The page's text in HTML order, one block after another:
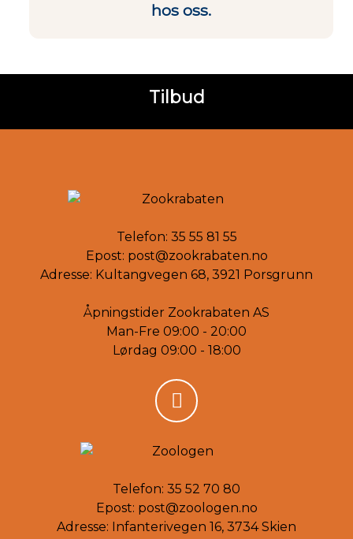
hos oss.
Tilbud
Telefon: 35 55 81 55
Epost: post@zookrabaten.no
Adresse: Kultangvegen 68, 3921 Porsgrunn
Åpningstider Zookrabaten AS
Man-Fre 09:00 - 20:00
Lørdag 09:00 - 18:00
Telefon: 35 52 70 80
Epost: post@zoologen.no
Adresse: Infanterivegen 16, 3734 Skien